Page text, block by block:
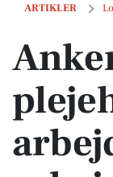
ARTIKLER
Ankersgade